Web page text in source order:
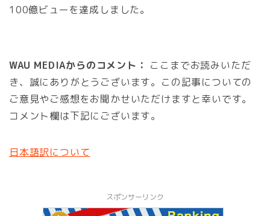
100億ビューを達成しました。
WAU MEDIAからのコメント： ここまでお読みいただ
き、誠にありがとうございます。この記事についての
ご意見やご感想をお聞かせいただけますと幸いです。
コメント欄は下記にございます。
日本語訳について
スポンサーリンク